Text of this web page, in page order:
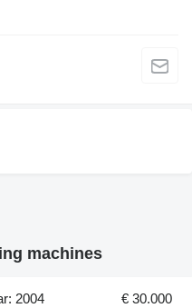
machines
2004 € 30.000